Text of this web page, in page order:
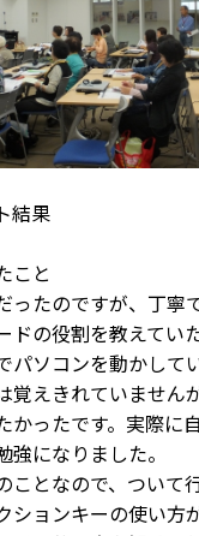
結果
こと
たのですが、丁寧
の役割を教えてい
ソコンを動かして
覚えきれていません
ったです。実際に自
になりました。
となので、ついて
ョンキーの使い方